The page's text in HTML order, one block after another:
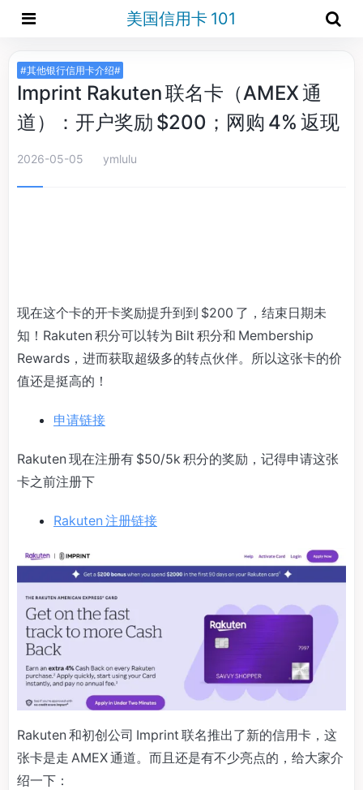
美国信用卡 101
#其他银行信用卡介绍#
Imprint Rakuten 联名卡（AMEX 通
道）：开户奖励 $200；网购 4% 返现
2026-05-05 ymlulu
现在这个卡的开卡奖励提升到到 $200 了，结束日期未
知！Rakuten 积分可以转为 Bilt 积分和 Membership
Rewards，进而获取超级多的转点伙伴。所以这张卡的价
值还是挺高的！
申请链接
Rakuten 现在注册有 $50/5k 积分的奖励，记得申请这张
卡之前注册下
Rakuten 注册链接
Rakuten 和初创公司 Imprint 联名推出了新的信用卡，这
张卡是走 AMEX 通道。而且还是有不少亮点的，给大家介
绍一下：